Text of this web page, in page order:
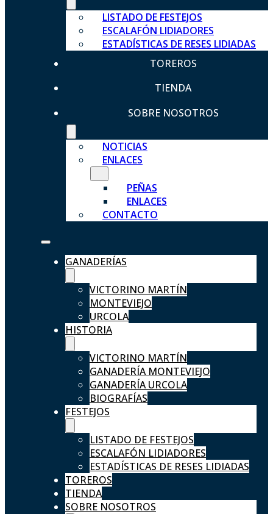
LISTADO DE FESTEJOS
ESCALAFÓN LIDIADORES
ESTADÍSTICAS DE RESES LIDIADAS
TOREROS
TIENDA
SOBRE NOSOTROS
NOTICIAS
ENLACES
PEÑAS
ENLACES
CONTACTO
GANADERÍAS
VICTORINO MARTÍN
MONTEVIEJO
URCOLA
HISTORIA
VICTORINO MARTÍN
GANADERÍA MONTEVIEJO
GANADERÍA URCOLA
BIOGRAFÍAS
FESTEJOS
LISTADO DE FESTEJOS
ESCALAFÓN LIDIADORES
ESTADÍSTICAS DE RESES LIDIADAS
TOREROS
TIENDA
SOBRE NOSOTROS